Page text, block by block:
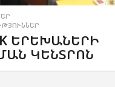
ԵՐԵԽԱՆԵՐԻ
ԿԵՆՏՐՈՆ